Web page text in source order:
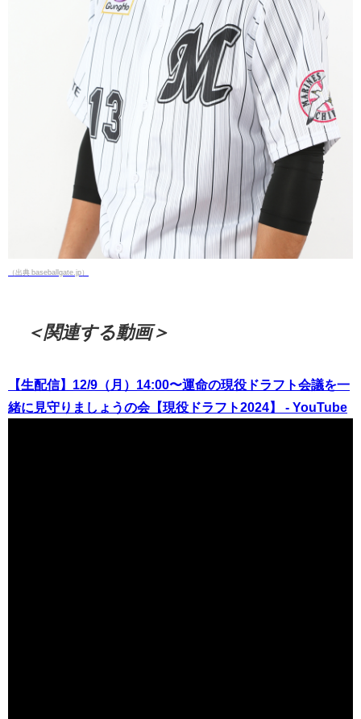
（出典 baseballgate.jp）
＜関連する動画＞
【生配信】12/9（月）14:00〜運命の現役ドラフト会議を一
緒に見守りましょうの会【現役ドラフト2024】 - YouTube